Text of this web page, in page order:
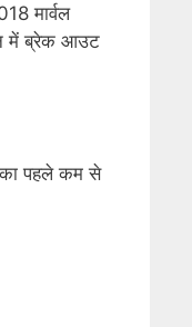
मार्वल
में ब्रेक आउट
का पहले कम से